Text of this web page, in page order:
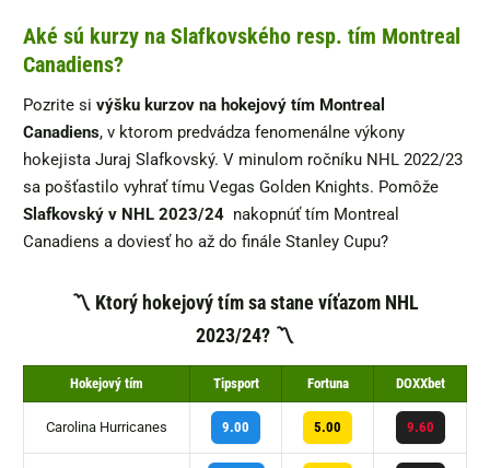
Aké sú kurzy na Slafkovského resp. tím Montreal
Canadiens?
Pozrite si výšku kurzov na hokejový tím Montreal
Canadiens, v ktorom predvádza fenomenálne výkony
hokejista Juraj Slafkovský. V minulom ročníku NHL 2022/23
sa pošťastilo vyhrať tímu Vegas Golden Knights. Pomôže
Slafkovský v NHL 2023/24 nakopnúť tím Montreal
Canadiens a doviesť ho až do finále Stanley Cupu?
〽️ Ktorý hokejový tím sa stane víťazom NHL
2023/24? 〽️
Hokejový tím Tipsport Fortuna DOXXbet
Carolina Hurricanes 9.00 5.00 9.60